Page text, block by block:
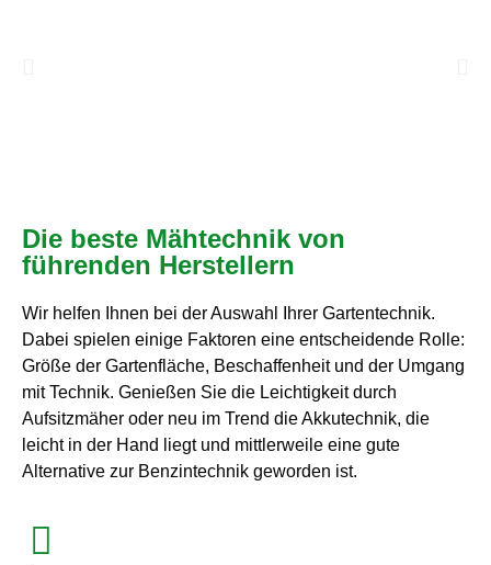
Die beste Mähtechnik von
führenden Herstellern
Wir helfen Ihnen bei der Auswahl Ihrer Gartentechnik.
Dabei spielen einige Faktoren eine entscheidende Rolle:
Größe der Gartenfläche, Beschaffenheit und der Umgang
mit Technik. Genießen Sie die Leichtigkeit durch
Aufsitzmäher oder neu im Trend die Akkutechnik, die
leicht in der Hand liegt und mittlerweile eine gute
Alternative zur Benzintechnik geworden ist.